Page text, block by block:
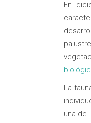
En
La
una de